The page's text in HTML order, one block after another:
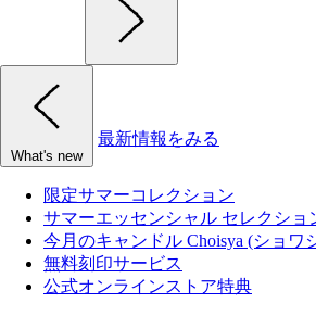
What's new
最新情報をみる
限定サマーコレクション
サマーエッセンシャル セレクショ
今月のキャンドル Choisya (ショワ
無料刻印サービス
公式オンラインストア特典